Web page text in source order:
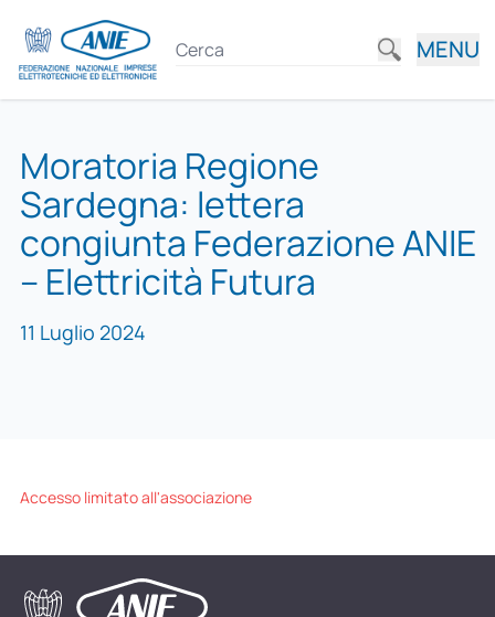
MENU
Moratoria Regione
Sardegna: lettera
congiunta Federazione ANIE
– Elettricità Futura
11 Luglio 2024
Accesso limitato all'associazione